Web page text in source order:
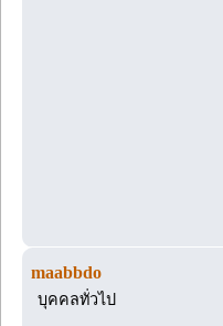
maabbdo
บุคคลทั่วไป